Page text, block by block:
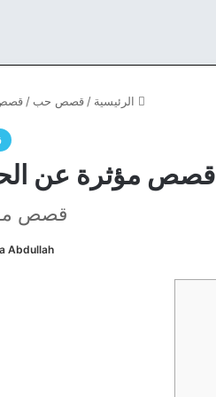
الرئيسية / قصص حب / قصص
قصص مؤثرة عن
قصص
Abdullah